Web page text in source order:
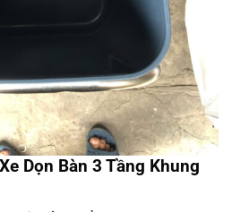
Dọn Bàn 3 Tầng Khung